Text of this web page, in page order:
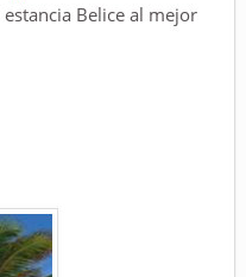
Belice al mejor